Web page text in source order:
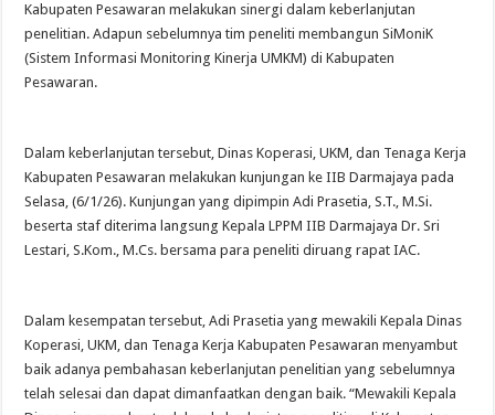
Kabupaten Pesawaran melakukan sinergi dalam keberlanjutan
penelitian. Adapun sebelumnya tim peneliti membangun SiMoniK
(Sistem Informasi Monitoring Kinerja UMKM) di Kabupaten
Pesawaran.
Dalam keberlanjutan tersebut, Dinas Koperasi, UKM, dan Tenaga Kerja
Kabupaten Pesawaran melakukan kunjungan ke IIB Darmajaya pada
Selasa, (6/1/26). Kunjungan yang dipimpin Adi Prasetia, S.T., M.Si.
beserta staf diterima langsung Kepala LPPM IIB Darmajaya Dr. Sri
Lestari, S.Kom., M.Cs. bersama para peneliti diruang rapat IAC.
Dalam kesempatan tersebut, Adi Prasetia yang mewakili Kepala Dinas
Koperasi, UKM, dan Tenaga Kerja Kabupaten Pesawaran menyambut
baik adanya pembahasan keberlanjutan penelitian yang sebelumnya
telah selesai dan dapat dimanfaatkan dengan baik. “Mewakili Kepala